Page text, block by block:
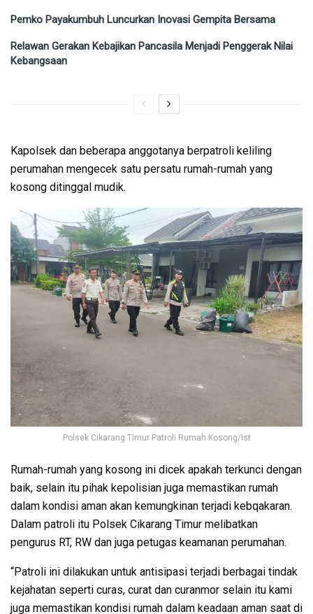
Pemko Payakumbuh Luncurkan Inovasi Gempita Bersama
Relawan Gerakan Kebajikan Pancasila Menjadi Penggerak Nilai
Kebangsaan
Kapolsek dan beberapa anggotanya berpatroli keliling
perumahan mengecek satu persatu rumah-rumah yang
kosong ditinggal mudik.
Polsek Cikarang Timur Patroli Rumah Kosong/Ist
Rumah-rumah yang kosong ini dicek apakah terkunci dengan
baik, selain itu pihak kepolisian juga memastikan rumah
dalam kondisi aman akan kemungkinan terjadi kebqakaran.
Dalam patroli itu Polsek Cikarang Timur melibatkan
pengurus RT, RW dan juga petugas keamanan perumahan.
“Patroli ini dilakukan untuk antisipasi terjadi berbagai tindak
kejahatan seperti curas, curat dan curanmor selain itu kami
juga memastikan kondisi rumah dalam keadaan aman saat di